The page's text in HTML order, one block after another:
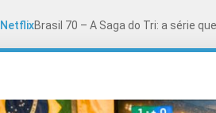
NetflixBrasil 70 – A Saga do Tri: a série